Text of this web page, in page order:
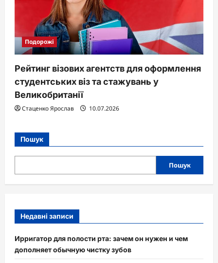
Подорожі
Рейтинг візових агентств для оформлення
студентських віз та стажувань у
Великобританії
Стаценко Ярослав 10.07.2026
Пошук
Пошук
Недавні записи
Ирригатор для полости рта: зачем он нужен и чем
дополняет обычную чистку зубов